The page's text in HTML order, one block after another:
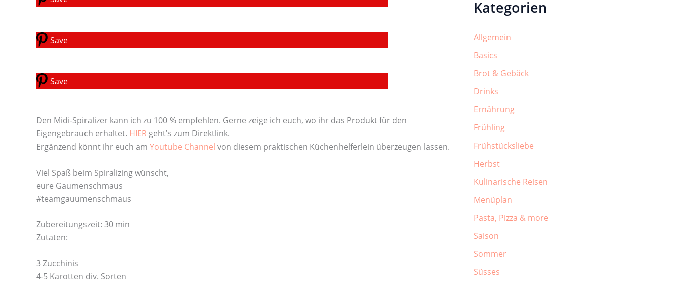
Save
Save
Den Midi-Spiralizer kann ich zu 100 % empfehlen. Gerne zeige ich euch, wo ihr das Produkt für den
Eigengebrauch erhaltet. HIER geht’s zum Direktlink.
Ergänzend könnt ihr euch am Youtube Channel von diesem praktischen Küchenhelferlein überzeugen lassen.
Viel Spaß beim Spiralizing wünscht,
eure Gaumenschmaus
#teamgauumenschmaus
Zubereitungszeit: 30 min
Zutaten:
3 Zucchinis
4-5 Karotten div. Sorten
Kategorien
Allgemein
Basics
Brot & Gebäck
Drinks
Ernährung
Frühling
Frühstücksliebe
Herbst
Kulinarische Reisen
Menüplan
Pasta, Pizza & more
Saison
Sommer
Süsses